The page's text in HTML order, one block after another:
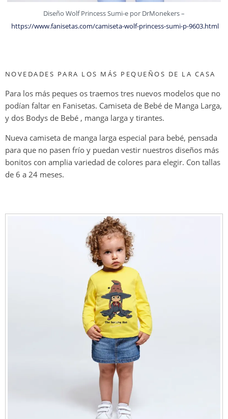
Diseño Wolf Princess Sumi-e por DrMonekers –
https://www.fanisetas.com/camiseta-wolf-princess-sumi-p-9603.html
NOVEDADES PARA LOS MÁS PEQUEÑOS DE LA CASA
Para los más peques os traemos tres nuevos modelos que no
podían faltar en Fanisetas. Camiseta de Bebé de Manga Larga,
y dos Bodys de Bebé , manga larga y tirantes.
Nueva camiseta de manga larga especial para bebé, pensada
para que no pasen frío y puedan vestir nuestros diseños más
bonitos con amplia variedad de colores para elegir. Con tallas
de 6 a 24 meses.